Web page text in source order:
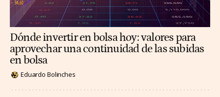
Dónde invertir en bolsa hoy: valores para
aprovechar una continuidad de las subidas
en bolsa
Eduardo Bolinches